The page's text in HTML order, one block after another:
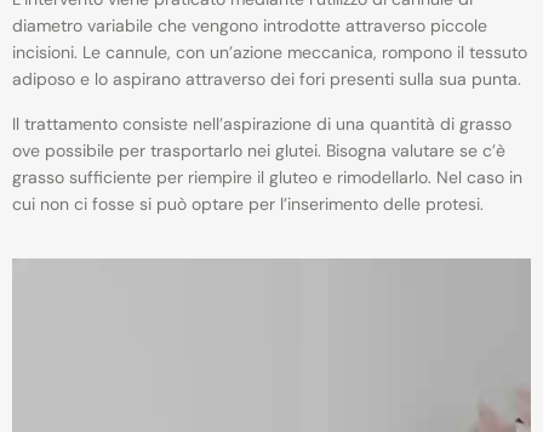
diametro variabile che vengono introdotte attraverso piccole
incisioni. Le cannule, con un’azione meccanica, rompono il tessuto
adiposo e lo aspirano attraverso dei fori presenti sulla sua punta.
Il trattamento consiste nell’aspirazione di una quantità di grasso
ove possibile per trasportarlo nei glutei. Bisogna valutare se c’è
grasso sufficiente per riempire il gluteo e rimodellarlo. Nel caso in
cui non ci fosse si può optare per l’inserimento delle protesi.